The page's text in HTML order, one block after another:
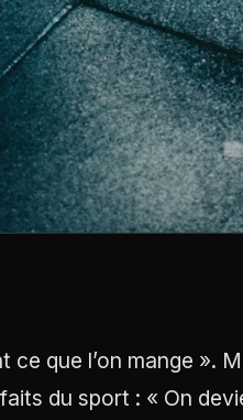
que l’on mange ».
du sport : « On